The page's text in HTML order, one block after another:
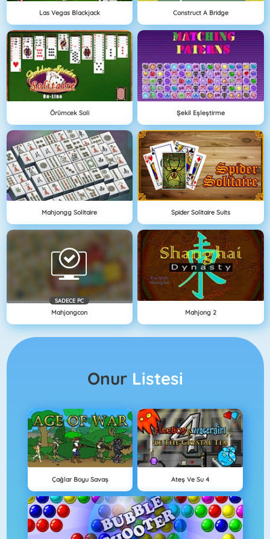
Las Vegas Blackjack Construct A Bridge
Örümcek Soli Şekil Eşleştirme
Mahjongg Solitaire Spider Solitaire Suits
SADECE PC
Mahjongcon Mahjong 2
Onur Listesi
Çağlar Boyu Savaş Ateş Ve Su 4